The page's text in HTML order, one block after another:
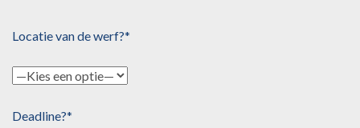
Locatie van de werf?*
Deadline?*